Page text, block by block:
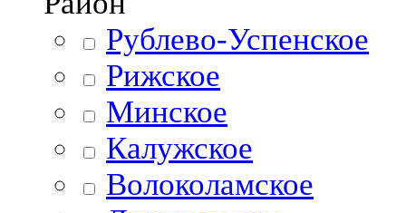
Рублево-Успенское
Рижское
Минское
Калужское
Волоколамское